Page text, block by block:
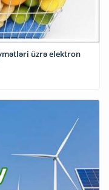
üzrə elektron